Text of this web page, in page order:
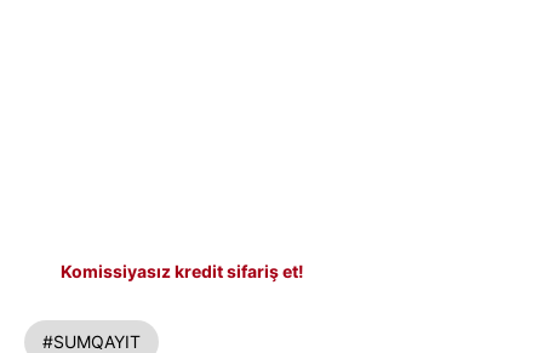
Komissiyasız kredit sifariş et!
#SUMQAYIT